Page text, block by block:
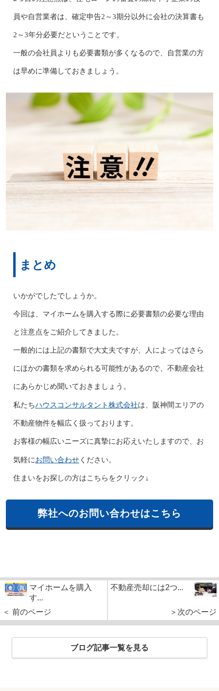
員や自営業者は、確定申告2～3期分以外に会社の決算書も
2～3年分必要だということです。
一般の会社員よりも必要書類が多くなるので、自営業の方
は早めに準備しておきましょう。
まとめ
いかがでしたでしょうか。
今回は、マイホームを購入する際に必要書類の必要な理由
と注意点をご紹介してきました。
一般的には上記の書類で大丈夫ですが、人によってはさら
にほかの書類を求められる可能性があるので、不動産会社
にあらかじめ聞いておきましょう。
私たちハウスコンサルタント株式会社は、阪神間エリアの
不動産物件を幅広く扱っております。
お客様の幅広いニーズに真摯にお応えいたしますので、お
気軽にお問い合わせください。
住まいをお探しの方はこちらをクリック↓
弊社へのお問い合わせはこちら
マイホームを購入
す...
＜ 前のページ
不動産売却には2つ...
＞次のページ
ブログ記事一覧を見る